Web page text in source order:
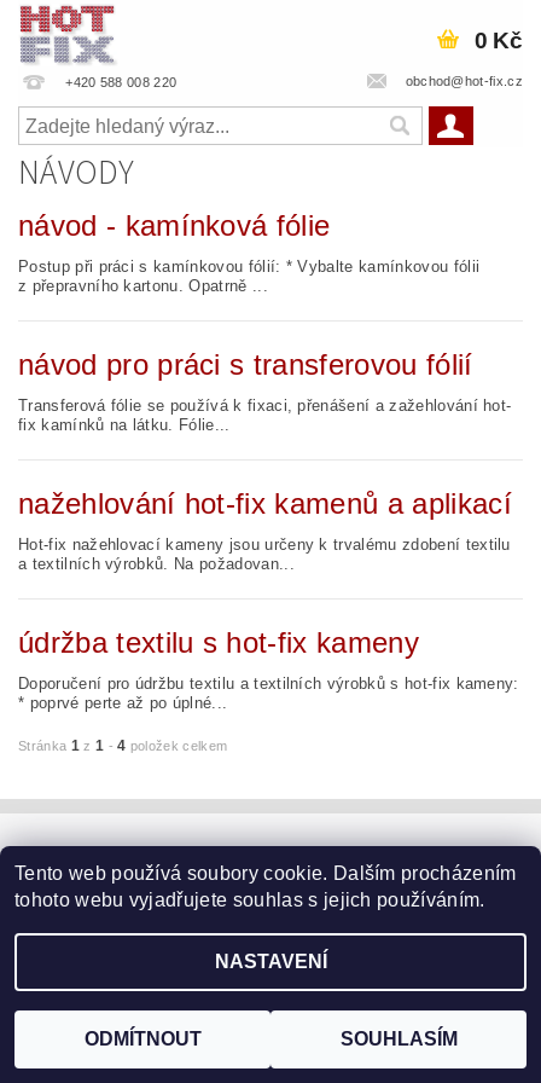
+420 588 008 220 obchod@hot-fix.cz
0 Kč
NÁVODY
návod - kamínková fólie
Postup při práci s kamínkovou fólií: * Vybalte kamínkovou fólii
z přepravního kartonu. Opatrně ...
návod pro práci s transferovou fólií
Transferová fólie se používá k fixaci, přenášení a zažehlování hot-
fix kamínků na látku. Fólie...
nažehlování hot-fix kamenů a aplikací
Hot-fix nažehlovací kameny jsou určeny k trvalému zdobení textilu
a textilních výrobků. Na požadovan...
údržba textilu s hot-fix kameny
Doporučení pro údržbu textilu a textilních výrobků s hot-fix kameny:
* poprvé perte až po úplné...
Stránka 1 z 1 -4 položek celkem
2026 ©HOT-FIX, všechna práva vyhrazena
Tento web používá soubory cookie. Dalším procházením
tohoto webu vyjadřujete souhlas s jejich používáním.
NASTAVENÍ
ODMÍTNOUT SOUHLASÍM